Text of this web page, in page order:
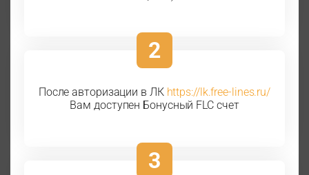
2
После авторизации в ЛК https://lk.free-lines.ru/
Вам доступен Бонусный FLC счет
3